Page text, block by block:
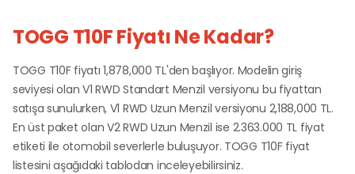
TOGG T10F Fiyatı Ne Kadar?
TOGG T10F fiyatı 1,878,000 TL'den başlıyor. Modelin giriş
seviyesi olan V1 RWD Standart Menzil versiyonu bu fiyattan
satışa sunulurken, V1 RWD Uzun Menzil versiyonu 2,188,000 TL.
En üst paket olan V2 RWD Uzun Menzil ise 2.363.000 TL fiyat
etiketi ile otomobil severlerle buluşuyor. TOGG T10F fiyat
listesini aşağıdaki tablodan inceleyebilirsiniz.